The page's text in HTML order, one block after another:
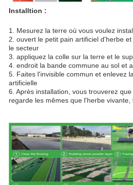
Installtion :
1. Mesurez la terre où vous voulez
2. ouvert le petit pain artificiel d'herbe
le secteur
3. appliquez la colle sur la terre et le
4. endroit la bande commune au sol et
5. Faites l'invisible commun et enlevez
artificielle
6. Après installation, vous trouverez
regarde les mêmes que l'herbe